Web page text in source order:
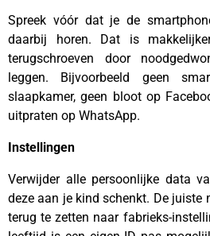
Spreek vóór dat je de
daarbij horen. Dat is
terugschroeven door
leggen. Bijvoorbeeld geen
slaapkamer, geen bloot op
uitpraten op WhatsApp.
Instellingen
Verwijder alle persoonlijke data
deze aan je kind schenkt. De juiste
terug te zetten naar fabrieks-